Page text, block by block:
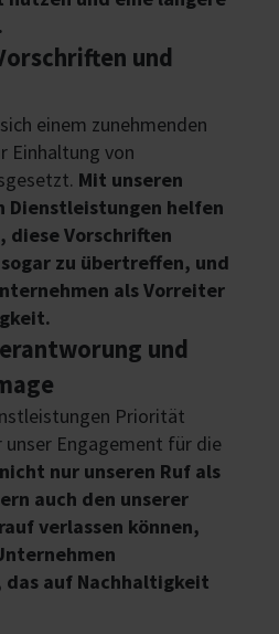
und
einem zunehmenden
Einhaltung von
Mit unseren
helfen
diese Vorschriften
zu übertreffen, und
als Vorreiter
und
Priorität
unser Engagement für die
nur unseren Ruf als
auch den unserer
verlassen können,
auf Nachhaltigkeit